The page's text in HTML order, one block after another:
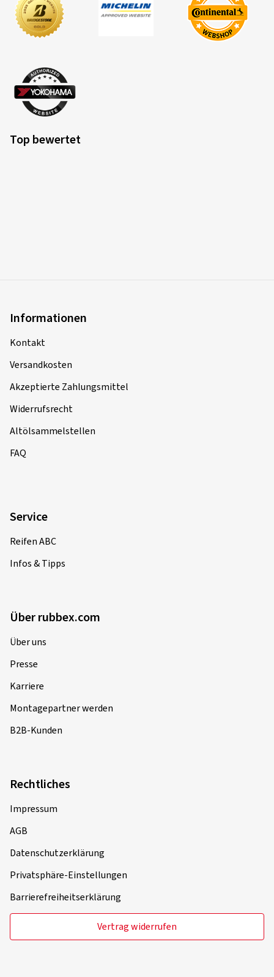
Top bewertet
Informationen
Kontakt
Versandkosten
Akzeptierte Zahlungsmittel
Widerrufsrecht
Altölsammelstellen
FAQ
Service
Reifen ABC
Infos & Tipps
Über rubbex.com
Über uns
Presse
Karriere
Montagepartner werden
B2B-Kunden
Rechtliches
Impressum
AGB
Datenschutzerklärung
Privatsphäre-Einstellungen
Barrierefreiheitserklärung
Vertrag widerrufen